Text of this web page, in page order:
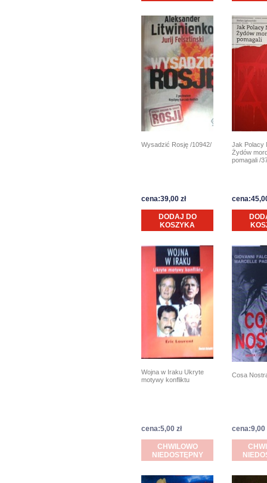
Wysadzić Rosję /10942/
cena:39,00 zł
DODAJ DO
KOSZYKA
Jak Polacy
Żydów
pomagali /
Wojna w Iraku Ukryte
motywy konfliktu
cena:5,00 zł
CHWILOWO
NIEDOSTĘPNY
Cosa
cena:9,00